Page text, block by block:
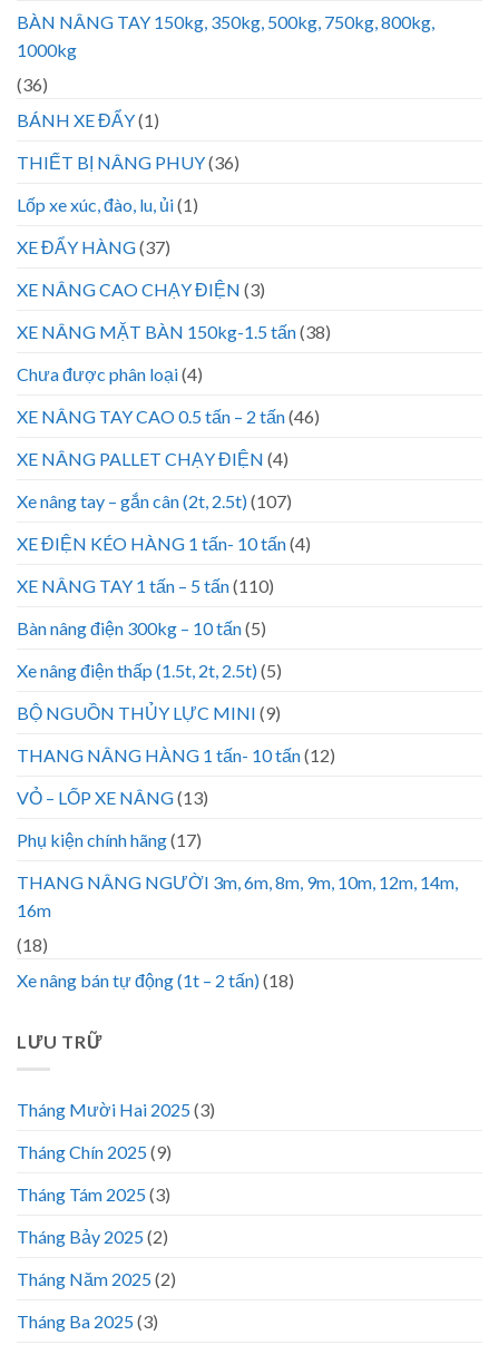
BÀN NÂNG TAY 150kg, 350kg, 500kg, 750kg, 800kg,
1000kg
(36)
BÁNH XE ĐẨY(1)
THIẾT BỊ NÂNG PHUY(36)
Lốp xe xúc, đào, lu, ủi(1)
XE ĐẨY HÀNG(37)
XE NÂNG CAO CHẠY ĐIỆN (3)
XE NÂNG MẶT BÀN 150kg-1.5 tấn(38)
Chưa được phân loại(4)
XE NÂNG TAY CAO 0.5 tấn – 2 tấn(46)
XE NÂNG PALLET CHẠY ĐIỆN (4)
Xe nâng tay – gắn cân (2t, 2.5t)(107)
XE ĐIỆN KÉO HÀNG 1 tấn- 10 tấn(4)
XE NÂNG TAY 1 tấn – 5 tấn(110)
Bàn nâng điện 300kg – 10 tấn(5)
Xe nâng điện thấp (1.5t, 2t, 2.5t)(5)
BỘ NGUỒN THỦY LỰC MINI (9)
THANG NÂNG HÀNG 1 tấn- 10 tấn(12)
VỎ – LỐP XE NÂNG(13)
Phụ kiện chính hãng(17)
THANG NÂNG NGƯỜI 3m, 6m, 8m, 9m, 10m, 12m, 14m,
16m
(18)
Xe nâng bán tự động (1t – 2 tấn)(18)
LƯU TRỮ
Tháng Mười Hai 2025(3)
Tháng Chín 2025(9)
Tháng Tám 2025(3)
Tháng Bảy 2025(2)
Tháng Năm 2025(2)
Tháng Ba 2025(3)